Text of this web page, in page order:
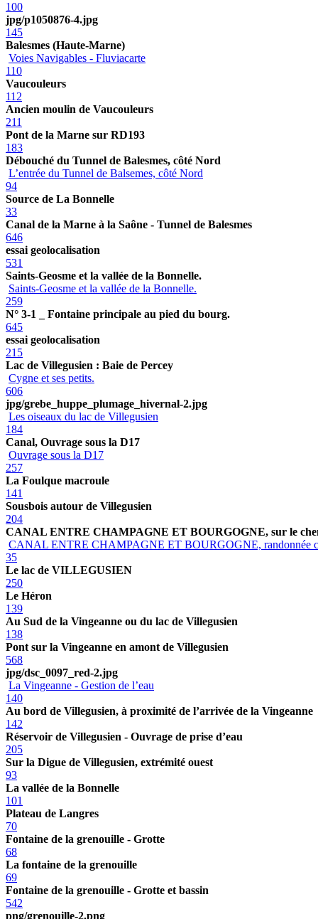
100
jpg/p1050876-4.jpg
145
Balesmes (Haute-Marne)
Voies Navigables - Fluviacarte
110
Vaucouleurs
112
Ancien moulin de Vaucouleurs
211
Pont de la Marne sur RD193
183
Débouché du Tunnel de Balesmes, côté Nord
L’entrée du Tunnel de Balsemes, côté Nord
94
Source de La Bonnelle
33
Canal de la Marne à la Saône - Tunnel de Balesmes
646
essai geolocalisation
531
Saints-Geosme et la vallée de la Bonnelle.
Saints-Geosme et la vallée de la Bonnelle.
259
N° 3-1 _ Fontaine principale au pied du bourg.
645
essai geolocalisation
215
Lac de Villegusien : Baie de Percey
Cygne et ses petits.
606
jpg/grebe_huppe_plumage_hivernal-2.jpg
Les oiseaux du lac de Villegusien
184
Canal, Ouvrage sous la D17
Ouvrage sous la D17
257
La Foulque macroule
141
Sousbois autour de Villegusien
204
CANAL ENTRE CHAMPAGNE ET BOURGOGNE, sur le
CANAL ENTRE CHAMPAGNE ET BOURGOGNE, randonnée
35
Le lac de VILLEGUSIEN
250
Le Héron
139
Au Sud de la Vingeanne ou du lac de Villegusien
138
Pont sur la Vingeanne en amont de Villegusien
568
jpg/dsc_0097_red-2.jpg
La Vingeanne - Gestion de l’eau
140
Au bord de Villegusien, à proximité de l’arrivée de la Vingeanne
142
Réservoir de Villegusien - Ouvrage de prise d’eau
205
Sur la Digue de Villegusien, extrémité ouest
93
La vallée de la Bonnelle
101
Plateau de Langres
70
Fontaine de la grenouille - Grotte
68
La fontaine de la grenouille
69
Fontaine de la grenouille - Grotte et bassin
542
png/grenouille-2.png